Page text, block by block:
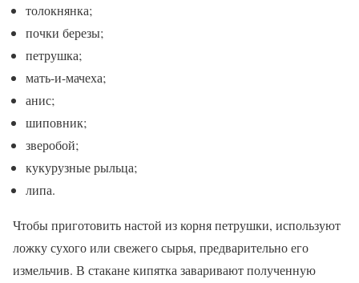
толокнянка;
почки березы;
петрушка;
мать-и-мачеха;
анис;
шиповник;
зверобой;
кукурузные рыльца;
липа.
Чтобы приготовить настой из корня петрушки, используют
ложку сухого или свежего сырья, предварительно его
измельчив. В стакане кипятка заваривают полученную